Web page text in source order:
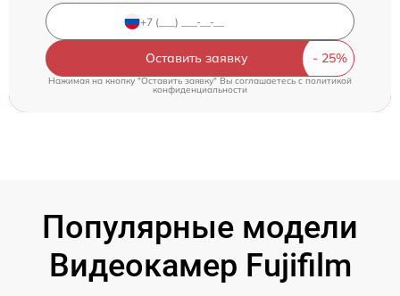
Оставить заявку
Нажимая на кнопку "Оставить заявку" Вы соглашаетесь c политикой
конфиденциальности
Популярные модели
Видеокамер Fujifilm